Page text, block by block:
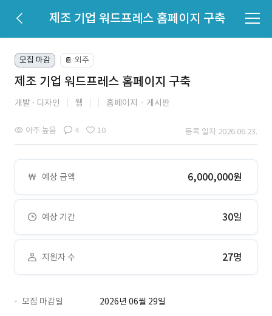
제조 기업 워드프레스 홈페이지 구축
모집 마감 📔 외주
제조 기업 워드프레스 홈페이지 구축
개발 디자인 웹 홈페이지ㆍ게시판
아주 높음 4 10 등록 일자 2026.06.23.
예상 금액 6,000,000원
예상 기간 30일
지원자 수 27명
모집 마감일
2026년 06월 29일